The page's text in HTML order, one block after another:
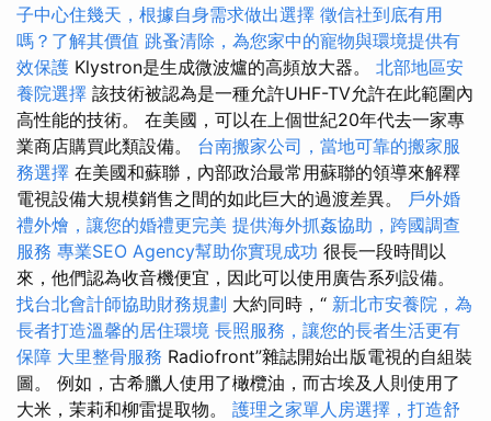
子中心住幾天，根據自身需求做出選擇 徵信社到底有用
嗎？了解其價值 跳蚤清除，為您家中的寵物與環境提供有
效保護 Klystron是生成微波爐的高頻放大器。 北部地區安
養院選擇 該技術被認為是一種允許UHF-TV允許在此範圍內
高性能的技術。 在美國，可以在上個世紀20年代去一家專
業商店購買此類設備。 台南搬家公司，當地可靠的搬家服
務選擇 在美國和蘇聯，內部政治最常用蘇聯的領導來解釋
電視設備大規模銷售之間的如​​此巨大的過渡差異。 戶外婚
禮外燴，讓您的婚禮更完美 提供海外抓姦協助，跨國調查
服務 專業SEO Agency幫助你實現成功 很長一段時間以
來，他們認為收音機便宜，因此可以使用廣告系列設備。
找台北會計師協助財務規劃 大約同時，“ 新北市安養院，為
長者打造溫馨的居住環境 長照服務，讓您的長者生活更有
保障 大里整骨服務 Radiofront”雜誌開始出版電視的自組裝
圖。 例如，古希臘人使用了橄欖油，而古埃及人則使用了
大米，茉莉和柳雷提取物。 護理之家單人房選擇，打造舒